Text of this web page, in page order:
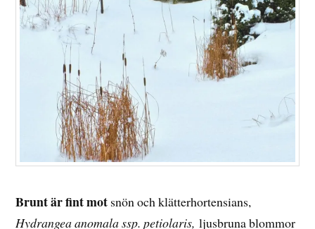
Brunt är fint mot snön och klätterhortensians,
Hydrangea anomala ssp. petiolaris, ljusbruna blommor